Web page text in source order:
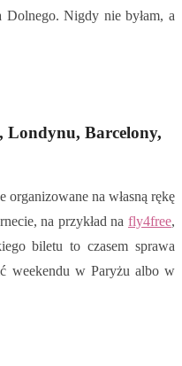
Dolnego. Nigdy nie byłam, a
Londynu, Barcelony,
organizowane na własną rękę
na przykład na fly4free,
biletu to czasem sprawa
weekendu w Paryżu albo w